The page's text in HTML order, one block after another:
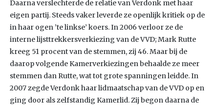
Daarna verslechterde de relatie van Verdonk met haar
eigen partij. Steeds vaker leverde ze openlijk kritiek op de
in haar ogen ’te linkse’ koers. In 2006 verloor ze de
interne lijsttrekkersverkiezing van de VVD; Mark Rutte
kreeg 51 procent van de stemmen, zij 46. Maar bij de
daarop volgende Kamerverkiezingen behaalde ze meer
stemmen dan Rutte, wat tot grote spanningen leidde. In
2007 zegde Verdonk haar lidmaatschap van de VVD op en
ging door als zelfstandig Kamerlid. Zij begon daarna de